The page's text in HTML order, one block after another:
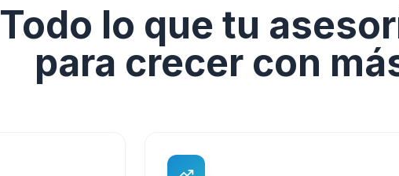
Todo lo que tu
para crecer con